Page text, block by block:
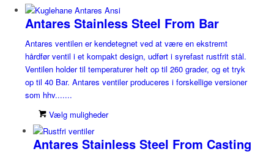
Antares Stainless Steel From Bar
Antares ventilen er kendetegnet ved at være en ekstremt
hårdfør ventil i et kompakt design, udført i syrefast rustfrit stål.
Ventilen holder til temperaturer helt op til 260 grader, og et tryk
op til 40 Bar. Antares ventiler produceres i forskellige versioner
som hhv.......
Vælg muligheder
Antares Stainless Steel From Casting